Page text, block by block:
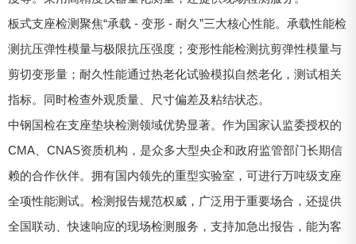
板式支座检测聚焦“承载 - 变形 - 耐久”三大核心性能。承载性能检
测抗压弹性模量与极限抗压强度；变形性能检测抗剪弹性模量与
剪切变形量；耐久性能通过热老化试验模拟自然老化，测试相关
指标。同时检查外观质量、尺寸偏差及粘结状态。
中钢国检在支座垫块检测领域优势显著。作为国家认监委授权的
CMA、CNAS资质机构，是众多大型央企和政府监管部门长期信
赖的合作伙伴。拥有国内领先的重型实验室，可进行万吨级支座
全项性能测试。检测报告规范权威，广泛用于重要场合，还提供
全国联动、快速响应的现场检测服务，支持加急出报告，能为客